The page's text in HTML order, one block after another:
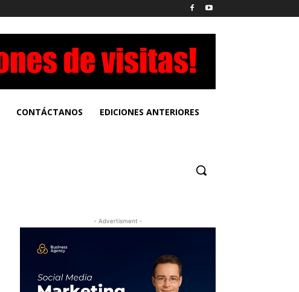
CONTÁCTANOS EDICIONES ANTERIORES
- Advertisment -